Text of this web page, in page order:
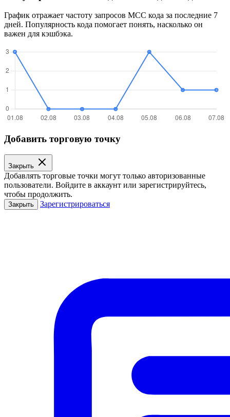
График отражает частоту запросов MCC кода за последние 7
дней. Популярность кода помогает понять, насколько он
важен для кэшбэка.
Добавить торговую точку
Закрыть
Добавлять торговые точки могут только авторизованные
пользователи. Войдите в аккаунт или зарегистрируйтесь,
чтобы продолжить.
Закрыть Зарегистрироваться